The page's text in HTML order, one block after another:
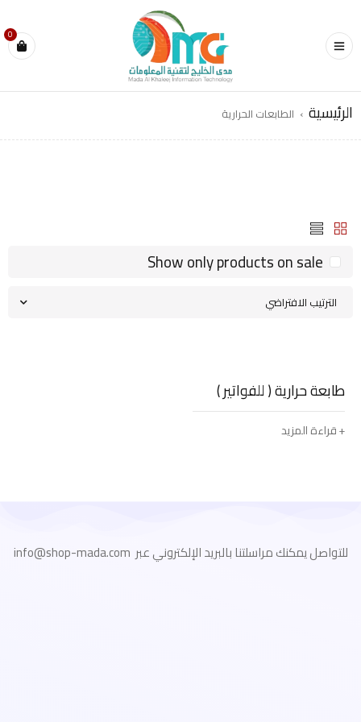
0
الرئيسية › الطابعات الحرارية
الترتيب الافتراضي
Show only products on sale
طابعة حرارية ( للفواتير )
قراءة المزيد
للتواصل يمكنك مراسلتنا بالبريد الإلكتروني عبر info@shop-mada.com